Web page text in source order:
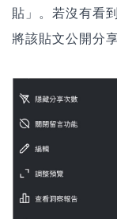
貼」。若沒有看
將該貼文公開分